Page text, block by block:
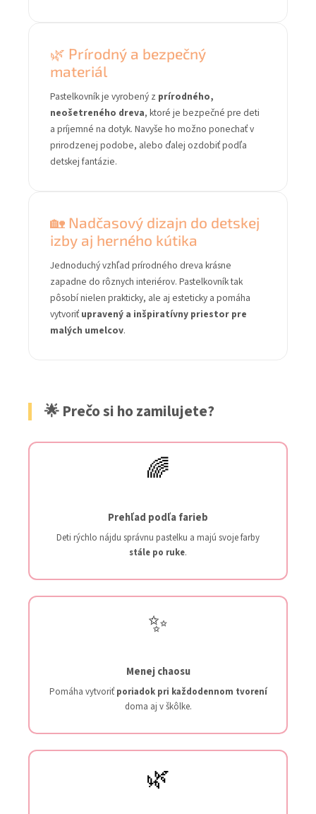
🌿 Prírodný a bezpečný
materiál
Pastelkovník je vyrobený z prírodného,
neošetreného dreva, ktoré je bezpečné pre deti
a príjemné na dotyk. Navyše ho možno ponechať v
prirodzenej podobe, alebo ďalej ozdobiť podľa
detskej fantázie.
🏡 Nadčasový dizajn do detskej
izby aj herného kútika
Jednoduchý vzhľad prírodného dreva krásne
zapadne do rôznych interiérov. Pastelkovník tak
pôsobí nielen prakticky, ale aj esteticky a pomáha
vytvoriť upravený a inšpiratívny priestor pre
malých umelcov.
🌟 Prečo si ho zamilujete?
🌈
Prehľad podľa farieb
Deti rýchlo nájdu správnu pastelku a majú svoje farby
stále po ruke.
✨
Menej chaosu
Pomáha vytvoriť poriadok pri každodennom tvorení
doma aj v škôlke.
🌿